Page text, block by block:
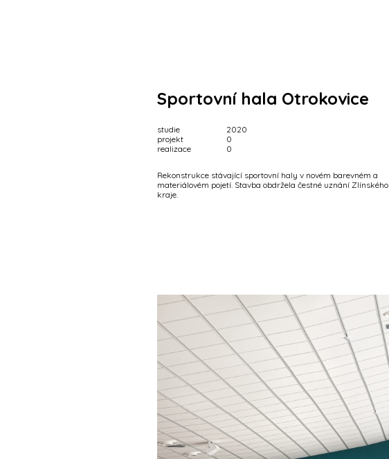
Sportovní hala Otrokovice
studie
2020
projekt
0
realizace
0
Rekonstrukce stávající sportovní haly v novém barevném a
materiálovém pojetí. Stavba obdržela čestné uznání Zlínského
kraje.